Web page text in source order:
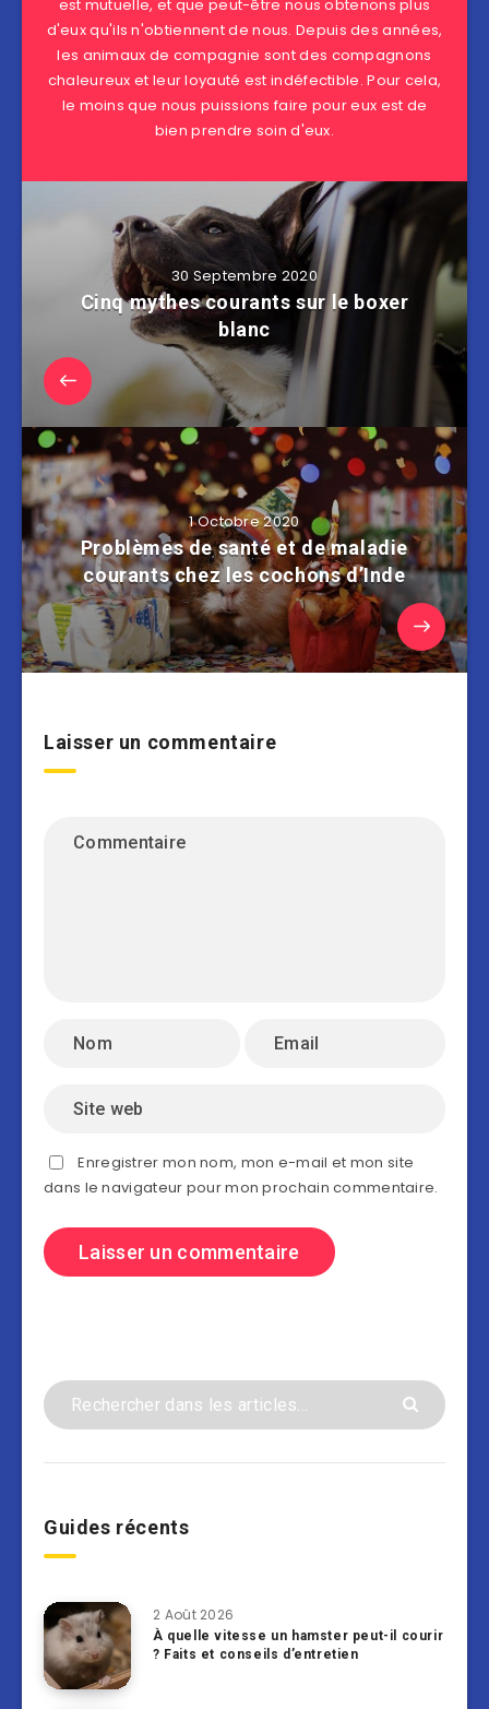
est mutuelle, et que peut-être nous obtenons plus
d'eux qu'ils n'obtiennent de nous. Depuis des années,
les animaux de compagnie sont des compagnons
chaleureux et leur loyauté est indéfectible. Pour cela,
le moins que nous puissions faire pour eux est de
bien prendre soin d'eux.
30 Septembre 2020
Cinq mythes courants sur le boxer
blanc
1 Octobre 2020
Problèmes de santé et de maladie
courants chez les cochons d’Inde
Laisser un commentaire
Enregistrer mon nom, mon e-mail et mon site
dans le navigateur pour mon prochain commentaire.
Guides récents
2 Août 2026
À quelle vitesse un hamster peut-il courir
? Faits et conseils d’entretien